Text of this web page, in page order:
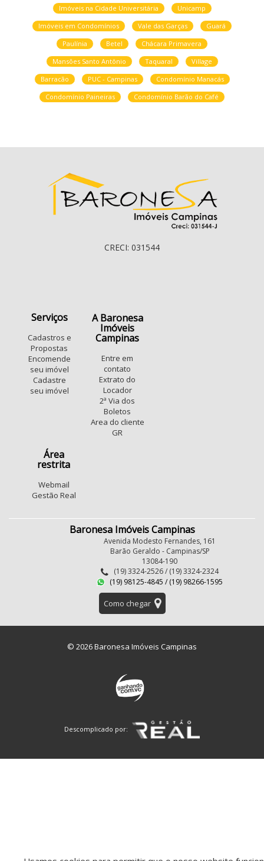
Imóveis na Cidade Universitária
Unicamp
Imóveis em Condomínios
Vale das Garças
Guará
Paulínia
Betel
Chácara Primavera
Mansões Santo Antônio
Taquaral
Village
Barracão
PUC - Campinas
Condomínio Manacás
Condomínio Paineiras
Condomínio Barão do Café
CRECI: 031544
Serviços
Cadastros e
Propostas
Encomende
seu imóvel
Cadastre
seu imóvel
A Baronesa
Imóveis
Campinas
Entre em
contato
Extrato do
Locador
2ª Via dos
Boletos
Area do cliente
GR
Área
restrita
Webmail
Gestão Real
Baronesa Imóveis Campinas
Avenida Modesto Fernandes, 161
Barão Geraldo - Campinas/SP
13084-190
(19) 3324-2526 / (19) 3324-2324
(19) 98125-4845 / (19) 98266-1595
Como chegar
© 2026 Baronesa Imóveis Campinas
Descomplicado por: